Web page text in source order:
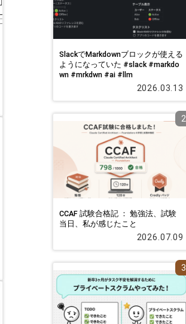
SlackでMarkdownブロックが使える
ようになっていた #slack #markdo
wn #mrkdwn #ai #llm
2026.03.13
2
CCAF 試験合格記 ： 勉強法、試験
当日、私が感じたこと
2026.07.09
3